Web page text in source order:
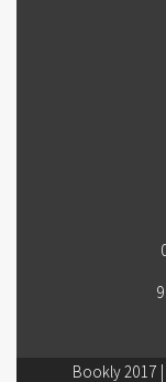
| Bookly 2017